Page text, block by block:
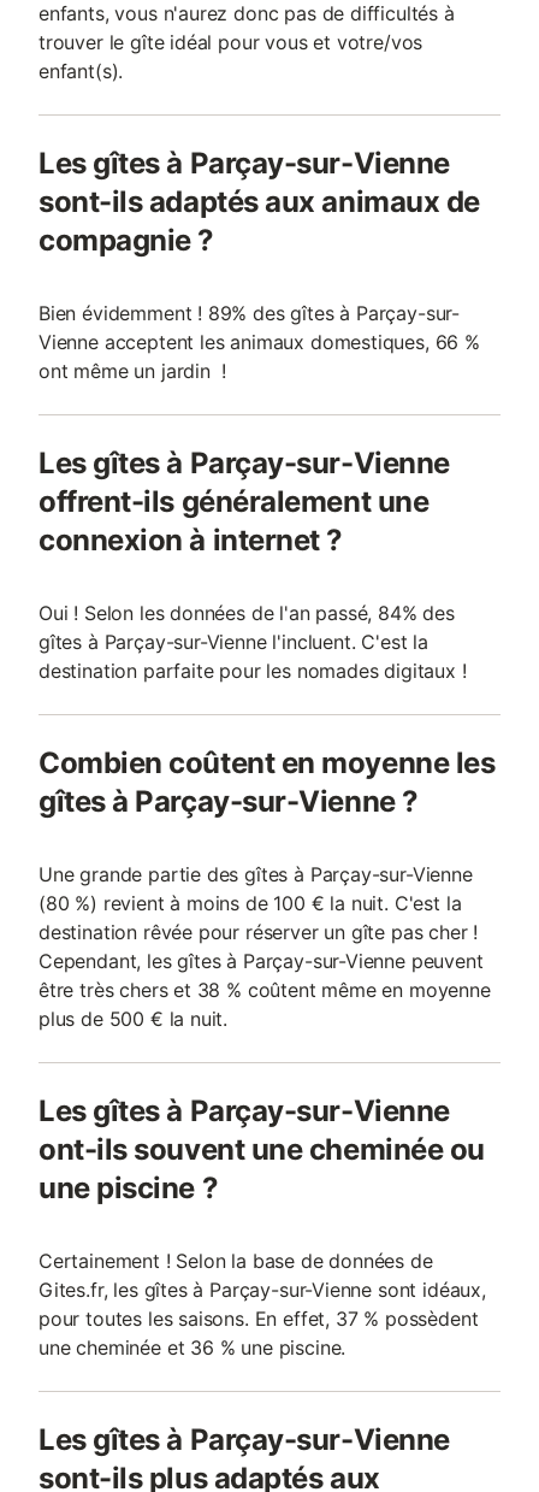
enfants, vous n'aurez donc pas de difficultés à
trouver le gîte idéal pour vous et votre/vos
enfant(s).
Les gîtes à Parçay-sur-Vienne
sont-ils adaptés aux animaux de
compagnie ?
Bien évidemment ! 89% des gîtes à Parçay-sur-
Vienne acceptent les animaux domestiques, 66 %
ont même un jardin !
Les gîtes à Parçay-sur-Vienne
offrent-ils généralement une
connexion à internet ?
Oui ! Selon les données de l'an passé, 84% des
gîtes à Parçay-sur-Vienne l'incluent. C'est la
destination parfaite pour les nomades digitaux !
Combien coûtent en moyenne les
gîtes à Parçay-sur-Vienne ?
Une grande partie des gîtes à Parçay-sur-Vienne
(80 %) revient à moins de 100 € la nuit. C'est la
destination rêvée pour réserver un gîte pas cher !
Cependant, les gîtes à Parçay-sur-Vienne peuvent
être très chers et 38 % coûtent même en moyenne
plus de 500 € la nuit.
Les gîtes à Parçay-sur-Vienne
ont-ils souvent une cheminée ou
une piscine ?
Certainement ! Selon la base de données de
Gites.fr, les gîtes à Parçay-sur-Vienne sont idéaux,
pour toutes les saisons. En effet, 37 % possèdent
une cheminée et 36 % une piscine.
Les gîtes à Parçay-sur-Vienne
sont-ils plus adaptés aux